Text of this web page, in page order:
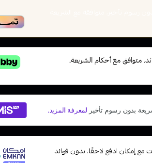
على 5 دفعات مع إمكان ادفع لاحقًا، بدون فوائد